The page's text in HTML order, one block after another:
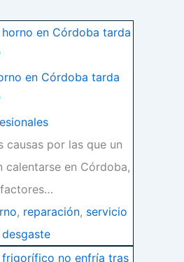
en Córdoba tarda
causas por las que un
calentarse en Córdoba,
, reparación, servicio